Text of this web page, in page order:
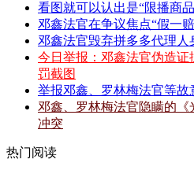
看图就可以认出是“限播商
邓鑫法官在争议焦点“假一
邓鑫法官毁弃拼多多代理人
今日举报：邓鑫法官伪造
罚截图
举报邓鑫、罗林梅法官等
邓鑫、罗林梅法官隐瞒的
冲突
热门阅读